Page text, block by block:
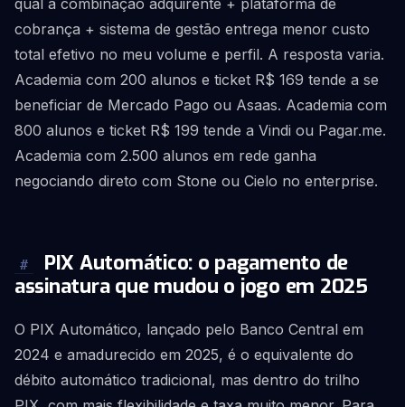
qual a combinação adquirente + plataforma de
cobrança + sistema de gestão entrega menor custo
total efetivo no meu volume e perfil. A resposta varia.
Academia com 200 alunos e ticket R$ 169 tende a se
beneficiar de Mercado Pago ou Asaas. Academia com
800 alunos e ticket R$ 199 tende a Vindi ou Pagar.me.
Academia com 2.500 alunos em rede ganha
negociando direto com Stone ou Cielo no enterprise.
#
PIX Automático: o pagamento de
assinatura que mudou o jogo em 2025
O PIX Automático, lançado pelo Banco Central em
2024 e amadurecido em 2025, é o equivalente do
débito automático tradicional, mas dentro do trilho